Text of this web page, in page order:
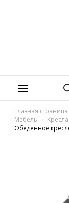
Главная страница
Мебель
Кресла
Обеденное